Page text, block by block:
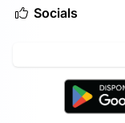
Socials